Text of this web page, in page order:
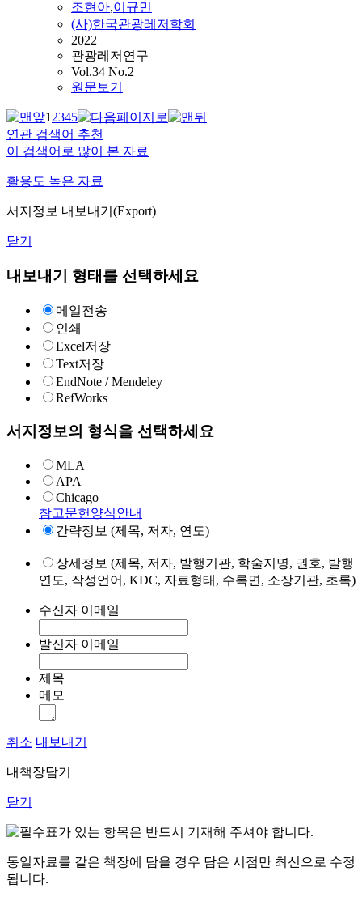
조현아,이규민
(사)한국관광레저학회
2022
관광레저연구
Vol.34 No.2
원문보기
12345
연관 검색어 추천
이 검색어로 많이 본 자료
활용도 높은 자료
서지정보 내보내기(Export)
닫기
내보내기 형태를 선택하세요
메일전송
인쇄
Excel저장
Text저장
EndNote / Mendeley
RefWorks
서지정보의 형식을 선택하세요
MLA
APA
Chicago
참고문헌양식안내
간략정보 (제목, 저자, 연도)
상세정보 (제목, 저자, 발행기관, 학술지명, 권호, 발행
연도, 작성언어, KDC, 자료형태, 수록면, 소장기관, 초록)
수신자 이메일
발신자 이메일
제목
메모
취소 내보내기
내책장담기
닫기
표가 있는 항목은 반드시 기재해 주셔야 합니다.
동일자료를 같은 책장에 담을 경우 담은 시점만 최신으로 수정
됩니다.